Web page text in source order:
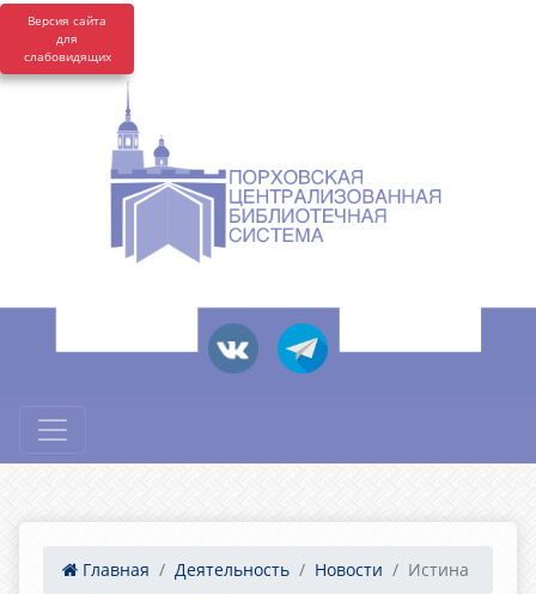
Версия сайта
для
слабовидящих
Главная Деятельность Новости Истина